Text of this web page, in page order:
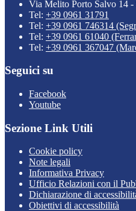
Via Melito Porto Salvo 14
Tel: +39 0961 31791
Tel: +39 0961 746314
Tel: +39 0961 61040
Tel: +39 0961 367047
Seguici su
Facebook
Youtube
Sezione Link Utili
Cookie policy
Note legali
Informativa Privacy
Ufficio Relazioni con il
Dichiarazione di
Obiettivi di accessibilità